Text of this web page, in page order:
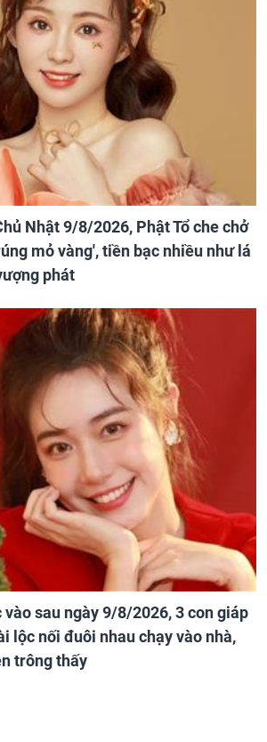
Nhật 9/8/2026, Phật Tổ che chở
mỏ vàng', tiền bạc nhiều như lá
phát
sau ngày 9/8/2026, 3 con giáp
lộc nối đuôi nhau chạy vào nhà,
trông thấy